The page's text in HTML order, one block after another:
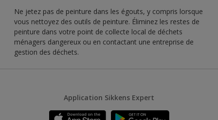
Ne jetez pas de peinture dans les égouts, y compris lorsque
vous nettoyez des outils de peinture. Éliminez les restes de
peinture dans votre point de collecte local de déchets
ménagers dangereux ou en contactant une entreprise de
gestion des déchets.
Application Sikkens Expert